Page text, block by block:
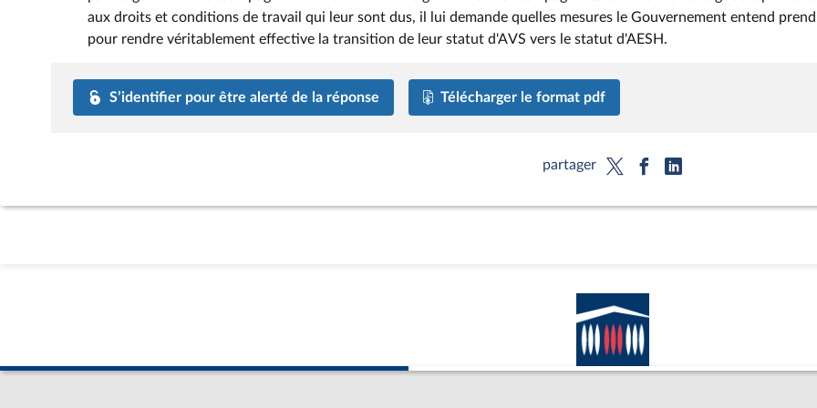
aux droits et conditions de travail qui leur sont dus, il lui demande quelles mesures le Gouvernement entend
pour rendre véritablement effective la transition de leur statut d'AVS vers le statut d'AESH.
S’identifier pour être alerté de la réponse Télécharger le format pdf
partager